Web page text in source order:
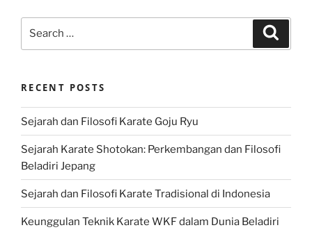
RECENT POSTS
Sejarah dan Filosofi Karate Goju Ryu
Sejarah Karate Shotokan: Perkembangan dan Filosofi
Beladiri Jepang
Sejarah dan Filosofi Karate Tradisional di Indonesia
Keunggulan Teknik Karate WKF dalam Dunia Beladiri